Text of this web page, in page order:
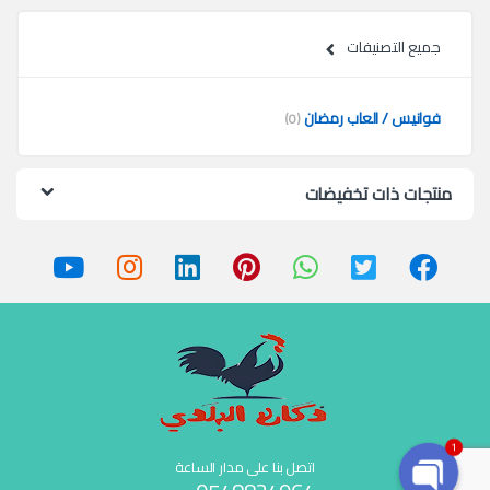
جميع التصنيفات
فوانيس / العاب رمضان(0)
منتجات ذات تخفيضات
اتصل بنا على مدار الساعة
1